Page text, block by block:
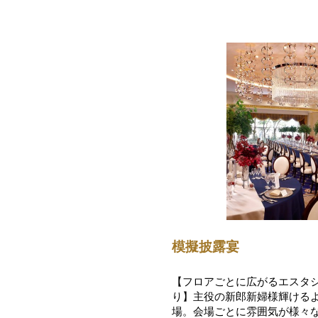
模擬披露宴
【フロアごとに広がるエスタ
り】主役の新郎新婦様輝ける
場。会場ごとに雰囲気が様々